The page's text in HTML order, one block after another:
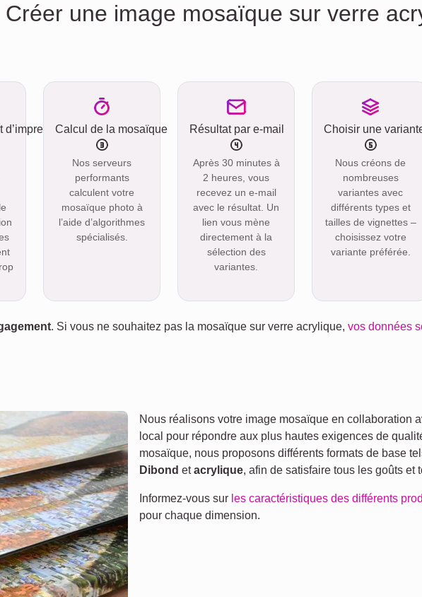
une image mosaïque sur verre
d’impressionCalcul de la mosaïque
Nos serveurs
performants
calculent votre
mosaïque photo à
l’aide d’algorithmes
spécialisés.
Résultat par e-mail
Après 30 minutes à
2 heures, vous
recevez un e-mail
avec le résultat. Un
lien vous mène
directement à la
sélection des
variantes.
Choisir une
Nous créons de
nombreuses
variantes avec
différents types et
tailles de vignettes –
choisissez votre
variante préférée.
. Si vous ne souhaitez pas la mosaïque sur verre acrylique, vos données
Nous réalisons votre image mosaïque en collaboration
local pour répondre aux plus hautes exigences de
mosaïque, nous proposons différents formats de base
Dibond etacrylique, afin de satisfaire tous les goûts et
Informez-vous sur les caractéristiques des différents
pour chaque dimension.